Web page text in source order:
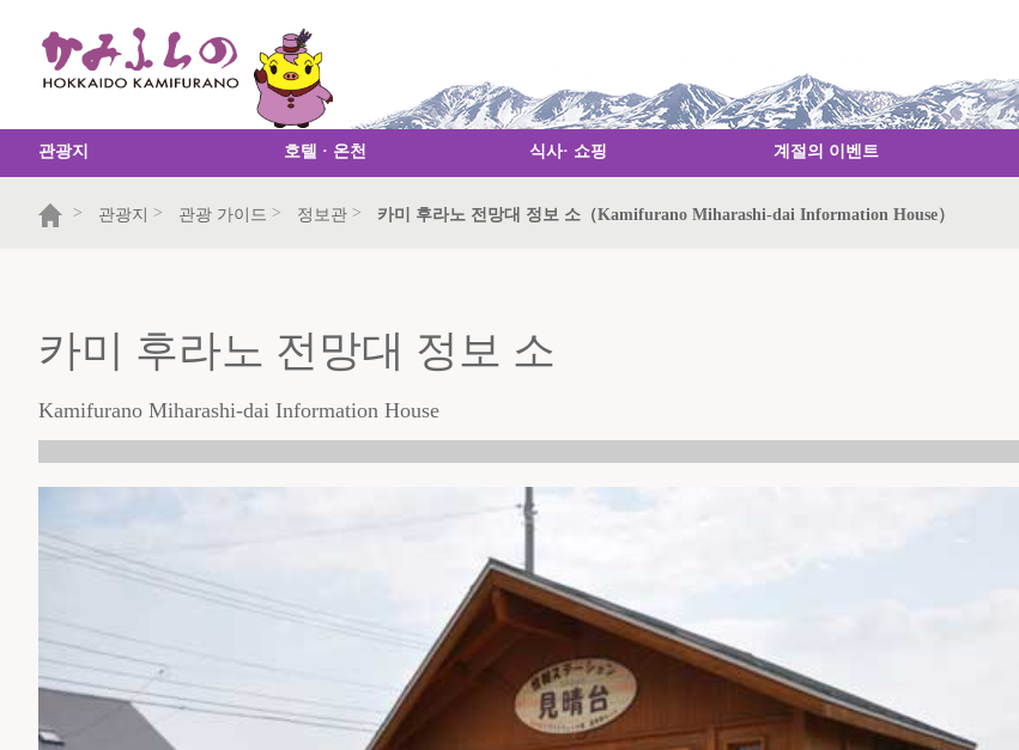
관광지 호텔 · 온천 식사· 쇼핑 계절의 이벤트
> 관광지 > 관광 가이드 > 정보관 > 카미 후라노 전망대 정보 소（Kamifurano Miharashi-dai Information House）
카미 후라노 전망대 정보 소
Kamifurano Miharashi-dai Information House